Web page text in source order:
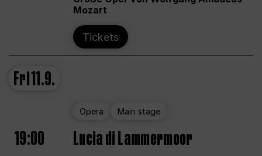
Mozart
Tickets
Fri11.9.
Opera Main stage
19:00 Lucia di Lammermoor